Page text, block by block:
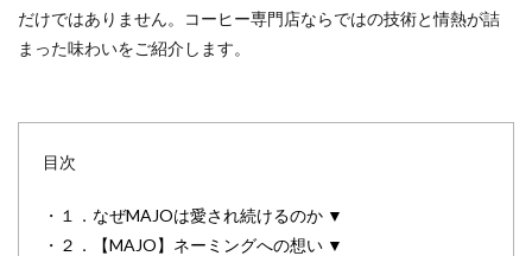
だけではありません。コーヒー専門店ならではの技術と情熱が詰
まった味わいをご紹介します。
目次
・ １．なぜMAJOは愛され続けるのか ▼
・ ２．【MAJO】ネーミングへの想い ▼